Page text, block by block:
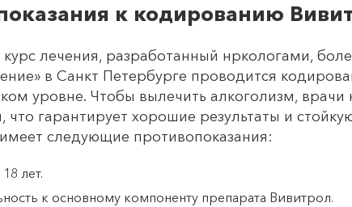
к кодированию
лечения, разработанный нркологами,
в Санкт Петербурге проводится
уровне. Чтобы вылечить алкоголизм,
что гарантирует хорошие результаты и
следующие противопоказания:
лет.
к основному компоненту препарата Вивитрол.